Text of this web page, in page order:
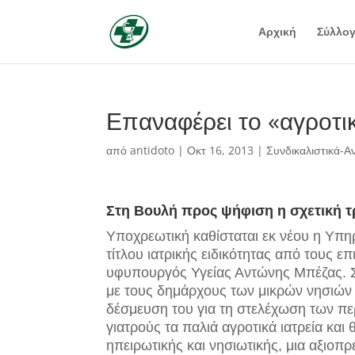
Αρχική
Επαναφέρει το
απόantidoto |Οκτ 16, 2013 |Συνδικαλιστικά-
Στη Βουλή προς ψήφιση η σχετική
Υποχρεωτική καθίσταται εκ νέου η
τίτλου ιατρικής ειδικότητας από τους
υφυπουργός Υγείας Αντώνης Μπέζας.
με τους δημάρχους των μικρών
δέσμευση του για τη στελέχωση των
γιατρούς τα παλιά αγροτικά ιατρεία
ηπειρωτικής και νησιωτικής, μια